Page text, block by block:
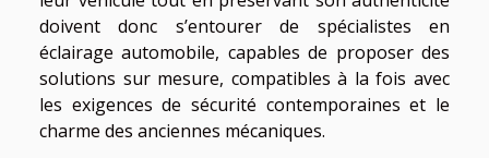
doivent donc s’entourer de spécialistes en
éclairage automobile, capables de proposer des
solutions sur mesure, compatibles à la fois avec
les exigences de sécurité contemporaines et le
charme des anciennes mécaniques.